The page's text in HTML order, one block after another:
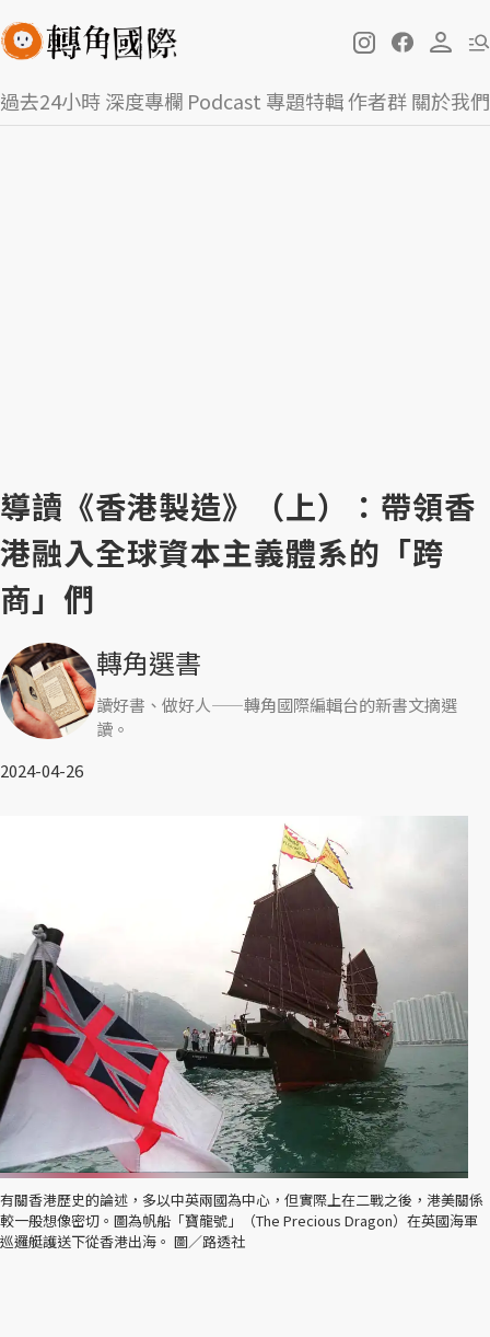
過去24小時深度專欄 Podcast 專題特輯作者群關於我們
導讀《香港製造》（上）：帶領香
港融入全球資本主義體系的「跨
商」們
轉角選書
讀好書、做好人——轉角國際編輯台的新書文摘選
讀。
2024-04-26
有關香港歷史的論述，多以中英兩國為中心，但實際上在二戰之後，港美關係
較一般想像密切。圖為帆船「寶龍號」（The Precious Dragon）在英國海軍
巡邏艇護送下從香港出海。 圖／路透社